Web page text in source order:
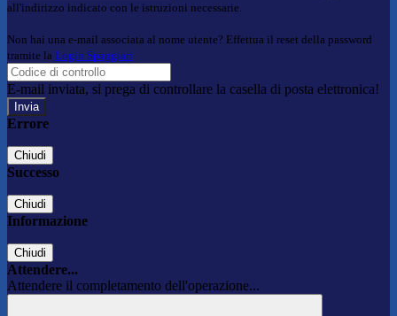
all'indirizzo indicato con le istruzioni necessarie.
Non hai una e-mail associata al nome utente? Effettua il reset della password
tramite la Login Spaggiari
E-mail inviata, si prega di controllare la casella di posta elettronica!
Errore
Chiudi
Successo
Chiudi
Informazione
Chiudi
Attendere...
Attendere il completamento dell'operazione...